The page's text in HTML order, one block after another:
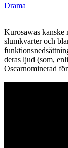
Drama
Kurosawas kanske
slumkvarter och
deras ljud (som,
Oscarnominerad